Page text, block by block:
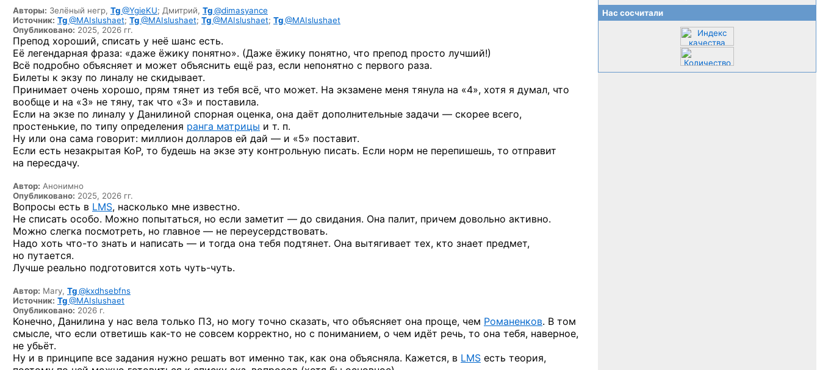
Авторы: Зелёный негр, Tg@YgieKU; Дмитрий, Tg@dimasyance
Источник: Tg@MAIslushaet; Tg@MAIslushaet; Tg@MAIslushaet; Tg@MAIslushaet
Опубликовано: 2025, 2026 гг.
Препод хороший, списать у неё шанс есть.
Её легендарная фраза: «даже ёжику понятно». (Даже ёжику понятно, что препод просто лучший!)
Всё подробно объясняет и может объяснить ещё раз, если непонятно с первого раза.
Билеты к экзу по линалу не скидывает.
Принимает очень хорошо, прям тянет из тебя всё, что может. На экзамене меня тянула на «4», хотя я думал, что
вообще и на «3» не тяну, так что «3» и поставила.
Если на экзе по линалу у Данилиной спорная оценка, она даёт дополнительные задачи — скорее всего,
простенькие, по типу определения ранга матрицы и т. п.
Ну или она сама говорит: миллион долларов ей дай — и «5» поставит.
Если есть незакрытая КоР, то будешь на экзе эту контрольную писать. Если норм не перепишешь, то отправит
на пересдачу.
Автор: Анонимно
Опубликовано: 2025, 2026 гг.
Вопросы есть в LMS, насколько мне известно.
Не списать особо. Можно попытаться, но если заметит — до свидания. Она палит, причем довольно активно.
Можно слегка посмотреть, но главное — не переусердствовать.
Надо хоть что-то знать и написать — и тогда она тебя подтянет. Она вытягивает тех, кто знает предмет,
но путается.
Лучше реально подготовится хоть чуть-чуть.
Автор: Mary, Tg@kxdhsebfns
Источник: Tg@MAIslushaet
Опубликовано: 2026 г.
Конечно, Данилина у нас вела только ПЗ, но могу точно сказать, что объясняет она проще, чем Романенков. В том
смысле, что если ответишь как-то не совсем корректно, но с пониманием, о чем идёт речь, то она тебя, наверное,
не убьёт.
Ну и в принципе все задания нужно решать вот именно так, как она объясняла. Кажется, в LMS есть теория,
Нас сосчитали